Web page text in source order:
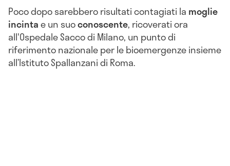
Poco dopo sarebbero risultati contagiati la moglie
incintae un suoconoscente, ricoverati ora
all'Ospedale Sacco di Milano, un punto di
riferimento nazionale per le bioemergenze insieme
all’Istituto Spallanzani di Roma.